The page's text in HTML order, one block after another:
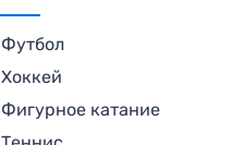
Футбол
Хоккей
Фигурное катание